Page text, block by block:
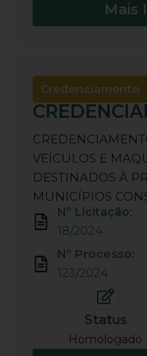
Mais
Credenciamento
VEÍCULOS E
DESTINADOS À
MUNICÍPIOS
Nº Licitação:
18/2024
Nº Processo:
123/2024
Status
Homologado